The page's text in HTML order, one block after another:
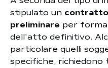
stipulato un
preliminare per
dell'atto definitivo.
particolare quelli
specifiche,